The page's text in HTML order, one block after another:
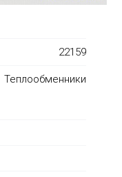
22159
Теплообменники